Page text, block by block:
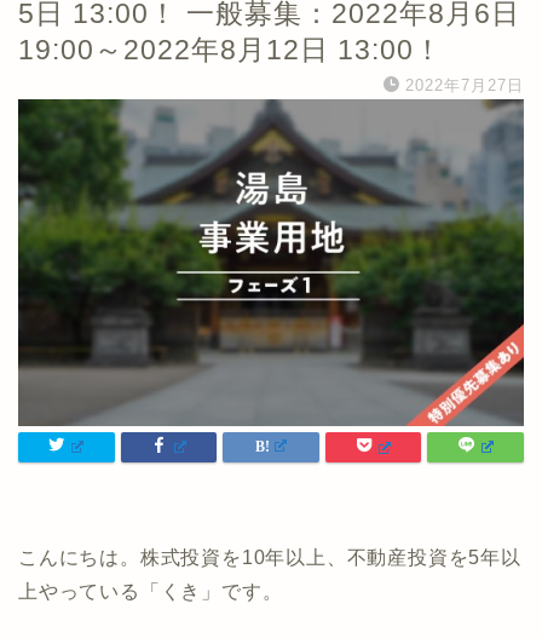
5日 13:00！ 一般募集：2022年8月6日
19:00～2022年8月12日 13:00！
2022年7月27日
こんにちは。株式投資を10年以上、不動産投資を5年以
上やっている「くき」です。